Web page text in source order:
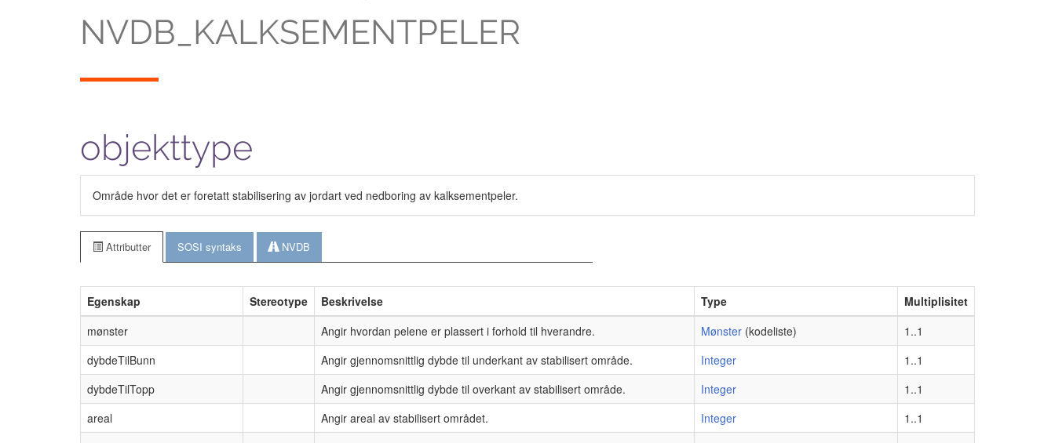
NVDB_KALKSEMENTPELER
objekttype
Område hvor det er foretatt stabilisering av jordart ved nedboring av kalksementpeler.
Attributter SOSI syntaks NVDB
Egenskap Stereotype Beskrivelse Type
Multiplisitet
mønster
Angir hvordan pelene er plassert i forhold til hverandre. Mønster (kodeliste)
1..1
dybdeTilBunn
Angir gjennomsnittlig dybde til underkant av stabilisert område. Integer
1..1
dybdeTilTopp
Angir gjennomsnittlig dybde til overkant av stabilisert område. Integer
1..1
areal
Angir areal av stabilisert området. Integer
1..1